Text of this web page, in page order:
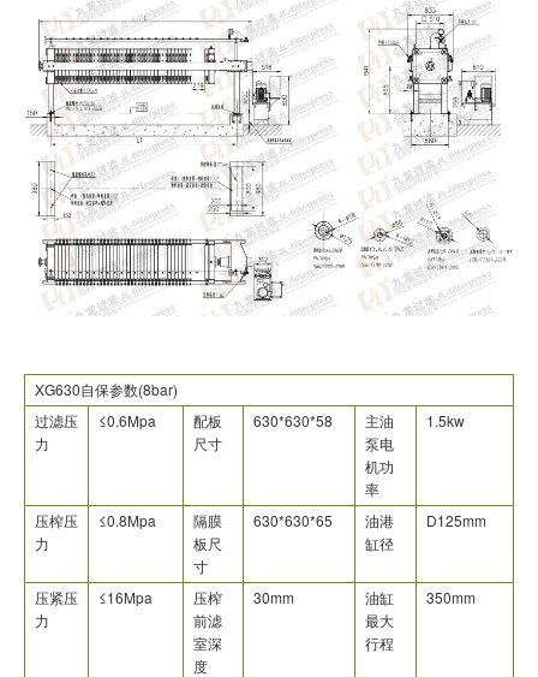
XG630自保参数(8bar)
过滤压
力
≤0.6Mpa
配板
尺寸
630*630*58
主油
泵电
机功
率
1.5kw
压榨压
力
≤0.8Mpa
隔膜
板尺
寸
630*630*65
油港
缸径
D125mm
压紧压
力
≤16Mpa
压榨
前滤
室深
度
30mm
油缸
最大
行程
350mm